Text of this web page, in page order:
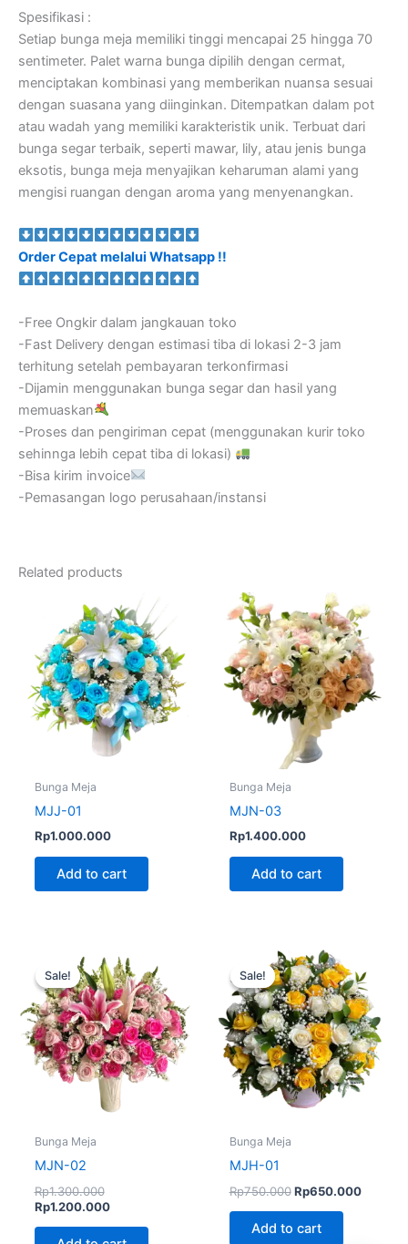
Spesifikasi :
Setiap bunga meja memiliki tinggi mencapai 25 hingga 70
sentimeter. Palet warna bunga dipilih dengan cermat,
menciptakan kombinasi yang memberikan nuansa sesuai
dengan suasana yang diinginkan. Ditempatkan dalam pot
atau wadah yang memiliki karakteristik unik. Terbuat dari
bunga segar terbaik, seperti mawar, lily, atau jenis bunga
eksotis, bunga meja menyajikan keharuman alami yang
mengisi ruangan dengan aroma yang menyenangkan.
Order Cepat melalui Whatsapp !!
-Free Ongkir dalam jangkauan toko
-Fast Delivery dengan estimasi tiba di lokasi 2-3 jam
terhitung setelah pembayaran terkonfirmasi
-Dijamin menggunakan bunga segar dan hasil yang
memuaskan
-Proses dan pengiriman cepat (menggunakan kurir toko
sehinnga lebih cepat tiba di lokasi)
-Bisa kirim invoice
-Pemasangan logo perusahaan/instansi
Related products
Bunga Meja
MJJ-01
Rp1.000.000
Add to cart
Bunga Meja
MJN-03
Rp1.400.000
Add to cart
Sale!
Sale!
Bunga Meja
MJN-02
Rp1.300.000
Original
price
was:
Rp1.300.000.
Rp1.200.000
Current
price
is:
Rp1.200.000.
Sale!
Sale!
Bunga Meja
MJH-01
Rp750.000
Original
price
was:
Rp750.000.
Rp650.000
price
is:
Add to cart